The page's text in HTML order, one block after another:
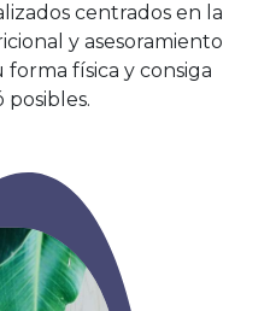
centrados en la
y asesoramiento
forma física y consiga
posibles.